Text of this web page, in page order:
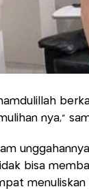
nya,"
bisa